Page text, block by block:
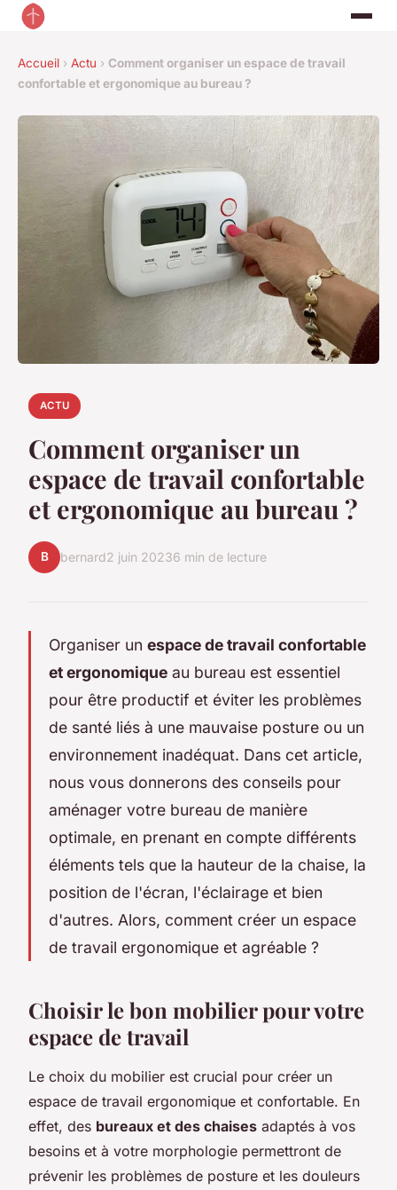
Accueil › Actu › Comment organiser un espace de travail
confortable et ergonomique au bureau ?
ACTU
Comment organiser un
espace de travail confortable
et ergonomique au bureau ?
B bernard2 juin 20236 min de lecture
Organiser un espace de travail confortable
et ergonomique au bureau est essentiel
pour être productif et éviter les problèmes
de santé liés à une mauvaise posture ou un
environnement inadéquat. Dans cet article,
nous vous donnerons des conseils pour
aménager votre bureau de manière
optimale, en prenant en compte différents
éléments tels que la hauteur de la chaise, la
position de l'écran, l'éclairage et bien
d'autres. Alors, comment créer un espace
de travail ergonomique et agréable ?
Choisir le bon mobilier pour votre
espace de travail
Le choix du mobilier est crucial pour créer un
espace de travail ergonomique et confortable. En
effet, des bureaux et des chaises adaptés à vos
besoins et à votre morphologie permettront de
prévenir les problèmes de posture et les douleurs